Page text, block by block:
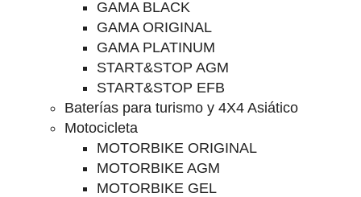
GAMA BLACK
GAMA ORIGINAL
GAMA PLATINUM
START&STOP AGM
START&STOP EFB
Baterías para turismo y 4X4 Asiático
Motocicleta
MOTORBIKE ORIGINAL
MOTORBIKE AGM
MOTORBIKE GEL